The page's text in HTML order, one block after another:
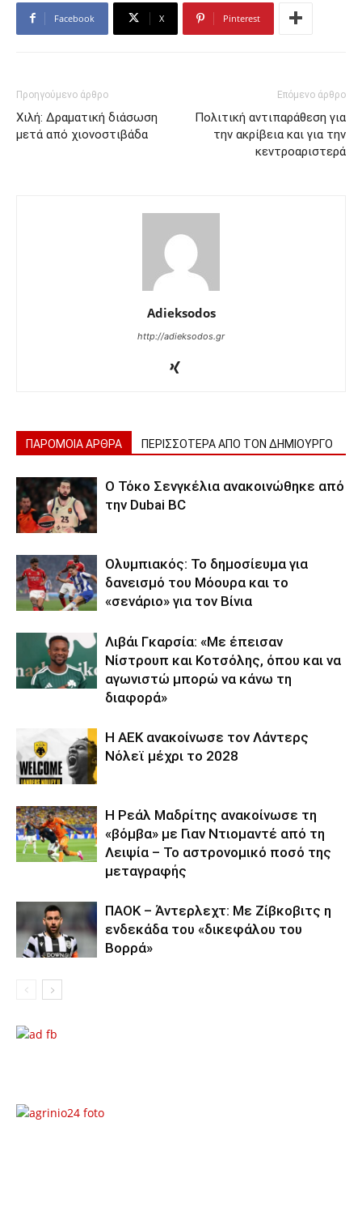
Facebook X Pinterest
Προηγούμενο άρθρο
Χιλή: Δραματική διάσωση
μετά από χιονοστιβάδα
Επόμενο άρθρο
Πολιτική αντιπαράθεση για
την ακρίβεια και για την
κεντροαριστερά
Adieksodos
http://adieksodos.gr
ΠΑΡΟΜΟΙΑ ΑΡΘΡΑ ΠΕΡΙΣΣΟΤΕΡΑ ΑΠΟ ΤΟΝ ΔΗΜΙΟΥΡΓΟ
Ο Τόκο Σενγκέλια ανακοινώθηκε από
την Dubai BC
Ολυμπιακός: Το δημοσίευμα για
δανεισμό του Μόουρα και το
«σενάριο» για τον Βίνια
Λιβάι Γκαρσία: «Με έπεισαν
Νίστρουπ και Κοτσόλης, όπου και να
αγωνιστώ μπορώ να κάνω τη
διαφορά»
Η ΑΕΚ ανακοίνωσε τον Λάντερς
Νόλεϊ μέχρι το 2028
Η Ρεάλ Μαδρίτης ανακοίνωσε τη
«βόμβα» με Γιαν Ντιομαντέ από τη
Λειψία – Το αστρονομικό ποσό της
μεταγραφής
ΠΑΟΚ – Άντερλεχτ: Με Ζίβκοβιτς η
ενδεκάδα του «δικεφάλου του
Βορρά»